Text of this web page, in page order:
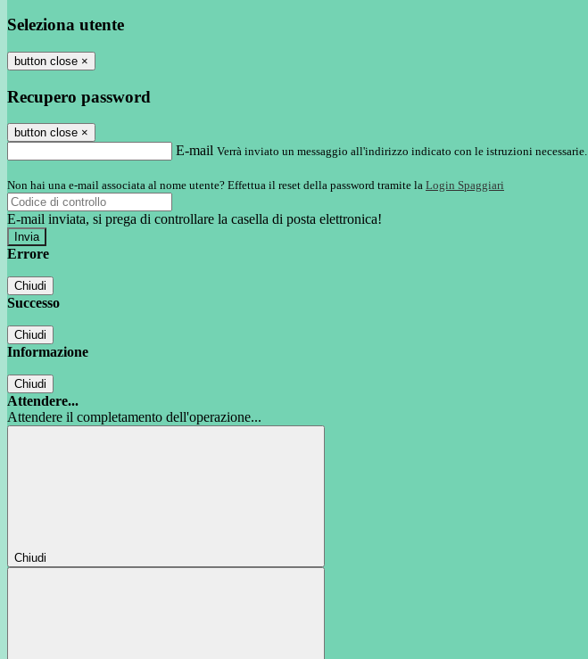
Seleziona utente
button close ×
Recupero password
button close ×
E-mail Verrà inviato un messaggio all'indirizzo indicato con le istruzioni necessarie.
Non hai una e-mail associata al nome utente? Effettua il reset della password tramite la Login Spaggiari
E-mail inviata, si prega di controllare la casella di posta elettronica!
Errore
Chiudi
Successo
Chiudi
Informazione
Chiudi
Attendere...
Attendere il completamento dell'operazione...
Chiudi